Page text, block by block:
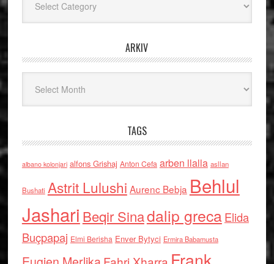
ARKIV
TAGS
albano kolonjari alfons Grishaj Anton Cefa arben llalla asllan
Bushati Astrit Lulushi Aurenc Bebja Behlul
Jashari Beqir Sinadalip grecaElida
Buçpapaj Elmi Berisha Enver Bytyci Ermira Babamusta
Frank